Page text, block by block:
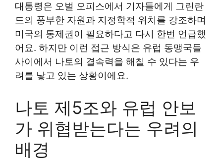
대통령은 오벌 오피스에서 기자들에게 그린란
드의 풍부한 자원과 지정학적 위치를 강조하며
미국의 통제권이 필요하다고 다시 한번 언급했
어요. 하지만 이런 접근 방식은 유럽 동맹국들
사이에서 나토의 결속력을 해칠 수 있다는 우
려를 낳고 있는 상황이에요.
나토 제5조와 유럽 안보
가 위협받는다는 우려의
배경